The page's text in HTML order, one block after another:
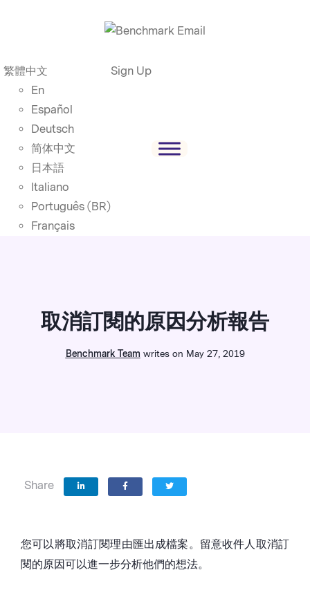
繁體中文
En
Español
Deutsch
简体中文
日本語
Italiano
Português (BR)
Français
Sign Up
取消訂閱的原因分析報告
Benchmark Team writes on May 27, 2019
Share
您可以將取消訂閱理由匯出成檔案。留意收件人取消訂
閱的原因可以進一步分析他們的想法。